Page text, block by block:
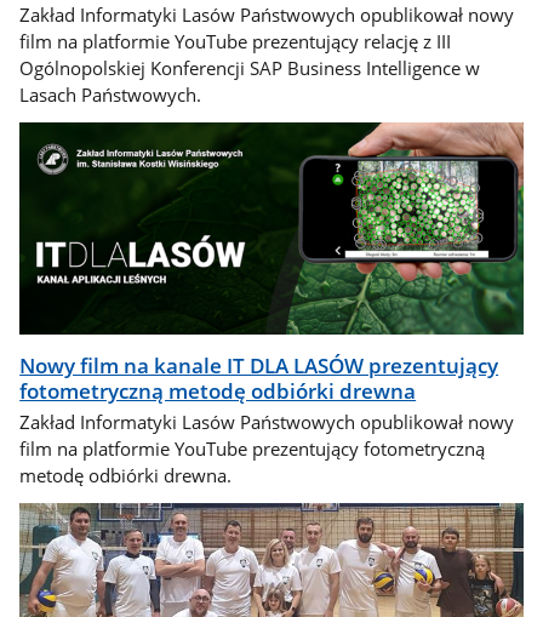
Zakład Informatyki Lasów Państwowych opublikował nowy
film na platformie YouTube prezentujący relację z III
Ogólnopolskiej Konferencji SAP Business Intelligence w
Lasach Państwowych.
Nowy film na kanale IT DLA LASÓW prezentujący
fotometryczną metodę odbiórki drewna
Zakład Informatyki Lasów Państwowych opublikował nowy
film na platformie YouTube prezentujący fotometryczną
metodę odbiórki drewna.